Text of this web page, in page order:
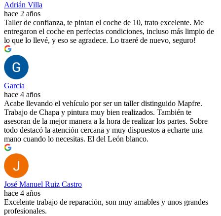
Adrián Villa
hace 2 años
Taller de confianza, te pintan el coche de 10, trato excelente. Me
entregaron el coche en perfectas condiciones, incluso más limpio de
lo que lo llevé, y eso se agradece. Lo traeré de nuevo, seguro!
Garcia
hace 4 años
Acabe llevando el vehículo por ser un taller distinguido Mapfre.
Trabajo de Chapa y pintura muy bien realizados. También te
asesoran de la mejor manera a la hora de realizar los partes. Sobre
todo destacó la atención cercana y muy dispuestos a echarte una
mano cuando lo necesitas. El del León blanco.
José Manuel Ruiz Castro
hace 4 años
Excelente trabajo de reparación, son muy amables y unos grandes
profesionales.